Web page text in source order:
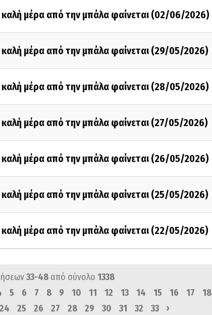
μέρα από την μπάλα φαίνεται (02/06/2026)
μέρα από την μπάλα φαίνεται (29/05/2026)
μέρα από την μπάλα φαίνεται (28/05/2026)
μέρα από την μπάλα φαίνεται (27/05/2026)
μέρα από την μπάλα φαίνεται (26/05/2026)
μέρα από την μπάλα φαίνεται (25/05/2026)
μέρα από την μπάλα φαίνεται (22/05/2026)
33-48 από σύνολο 1338
5 6 7 8 9 10 11 12 13 14 15 16 17 18
24 25 26 27 28 29 30 31 32 33 ›